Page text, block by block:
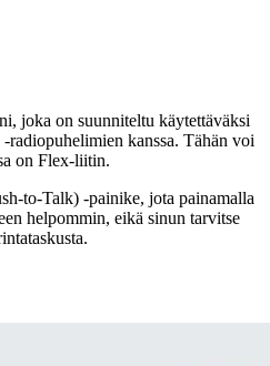
joka on suunniteltu käytettäväksi
kanssa. Tähän voi
on Flex-liitin.
to-Talk) -painike, jota painamalla
helpommin, eikä sinun tarvitse